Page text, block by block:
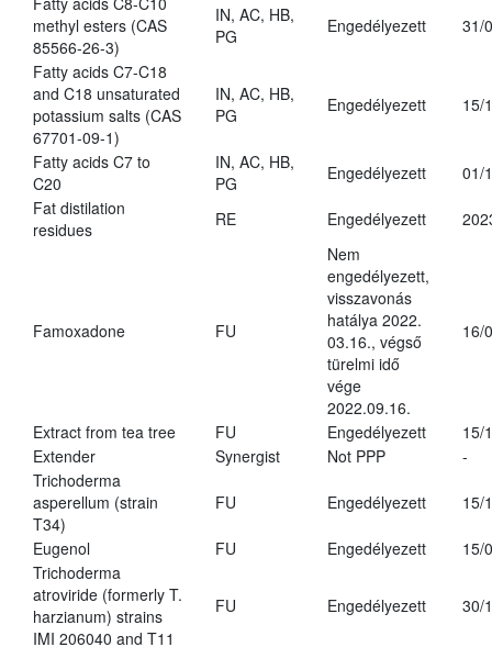
methyl esters (CAS
85566-26-3)
IN, AC, HB,
PG
Engedélyezett 31/
Fatty acids C7-C18
and C18 unsaturated
potassium salts (CAS
67701-09-1)
IN, AC, HB,
PG
Engedélyezett 15/
Fatty acids C7 to
C20
IN, AC, HB,
PG
Engedélyezett
01/
Fat distilation
residues
RE Engedélyezett
Famoxadone FU
Nem
engedélyezett,
visszavonás
hatálya 2022.
03.16., végső
türelmi idő
vége
2022.09.16.
16/
Extract from tea tree FU Engedélyezett
15/
Extender
Synergist Not PPP
-
Trichoderma
asperellum (strain
T34)
FU Engedélyezett 15/
Eugenol FU Engedélyezett
15/
Trichoderma
atroviride (formerly T.
harzianum) strains
IMI 206040 and T11
FU Engedélyezett 30/